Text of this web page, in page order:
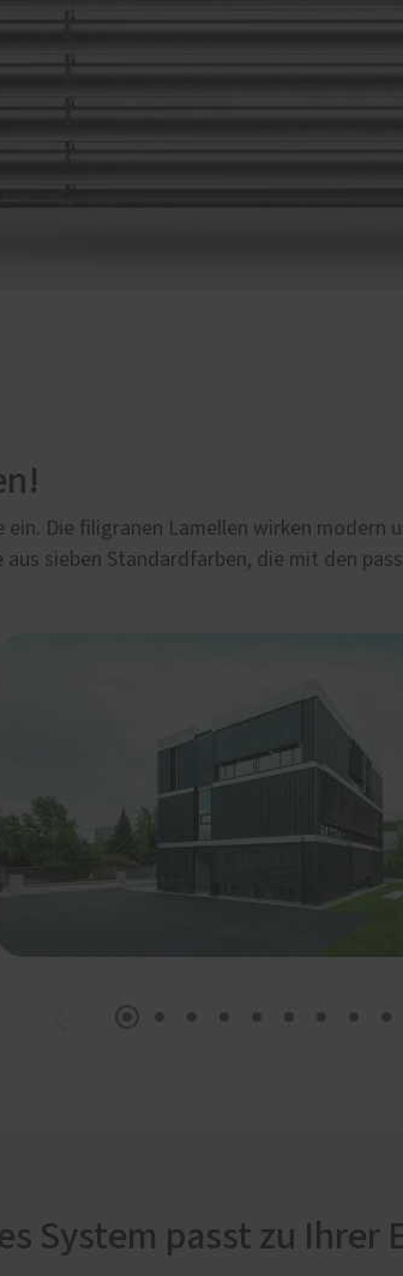
Die filigranen Lamellen wirken modern
aus sieben Standardfarben, die mit den
System passt zu Ihrer